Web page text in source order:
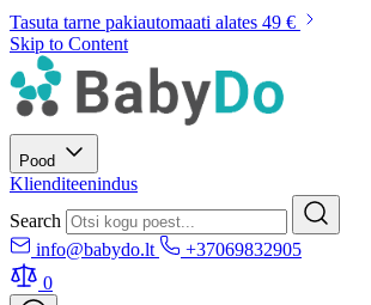
Tasuta tarne pakiautomaati alates 49 €
Skip to Content
Pood
Klienditeenindus
Search
info@babydo.lt
+37069832905
0